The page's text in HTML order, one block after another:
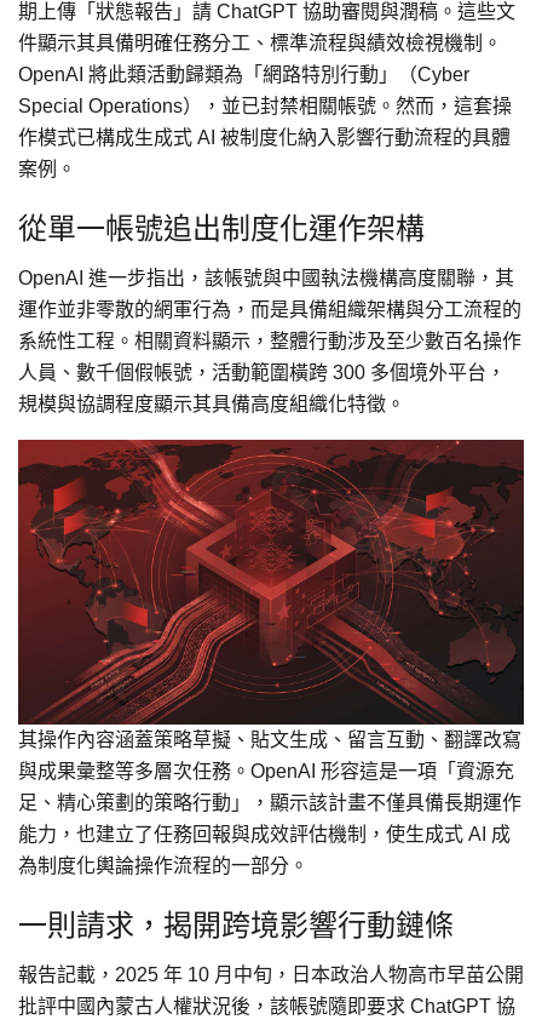
期上傳「狀態報告」請 ChatGPT 協助審閱與潤稿。這些文
件顯示其具備明確任務分工、標準流程與績效檢視機制。
OpenAI 將此類活動歸類為「網路特別行動」（Cyber
Special Operations），並已封禁相關帳號。然而，這套操
作模式已構成生成式 AI 被制度化納入影響行動流程的具體
案例。
從單一帳號追出制度化運作架構
OpenAI 進一步指出，該帳號與中國執法機構高度關聯，其
運作並非零散的網軍行為，而是具備組織架構與分工流程的
系統性工程。相關資料顯示，整體行動涉及至少數百名操作
人員、數千個假帳號，活動範圍橫跨 300 多個境外平台，
規模與協調程度顯示其具備高度組織化特徵。
其操作內容涵蓋策略草擬、貼文生成、留言互動、翻譯改寫
與成果彙整等多層次任務。OpenAI 形容這是一項「資源充
足、精心策劃的策略行動」，顯示該計畫不僅具備長期運作
能力，也建立了任務回報與成效評估機制，使生成式 AI 成
為制度化輿論操作流程的一部分。
一則請求，揭開跨境影響行動鏈條
報告記載，2025 年 10 月中旬，日本政治人物高市早苗公開
批評中國內蒙古人權狀況後，該帳號隨即要求 ChatGPT 協